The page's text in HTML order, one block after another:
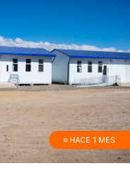
≡ HACE 1 MES